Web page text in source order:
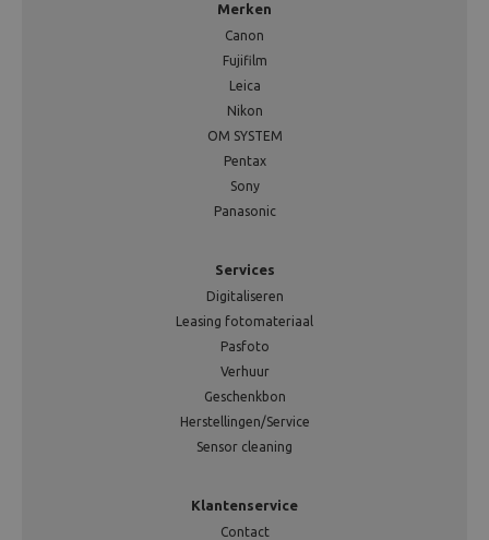
Merken
Canon
Fujifilm
Leica
Nikon
OM SYSTEM
Pentax
Sony
Panasonic
Services
Digitaliseren
Leasing fotomateriaal
Pasfoto
Verhuur
Geschenkbon
Herstellingen/Service
Sensor cleaning
Klantenservice
Contact